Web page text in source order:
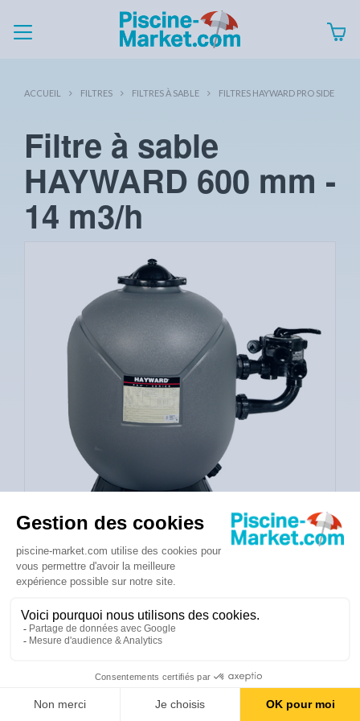
ACCUEIL FILTRES FILTRES À SABLE FILTRES HAYWARD PRO SIDE
Filtre à sable
HAYWARD 600 mm -
14 m3/h
528,00 €
Eco taxe incluse